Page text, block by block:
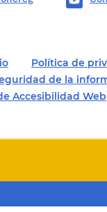
regular
La Ley
Política de
de la
Accesibilidad Web